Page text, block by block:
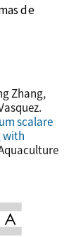
de
Zhang,
scalare
with